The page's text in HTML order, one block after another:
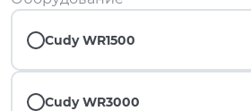
Cudy WR1500
Cudy WR3000